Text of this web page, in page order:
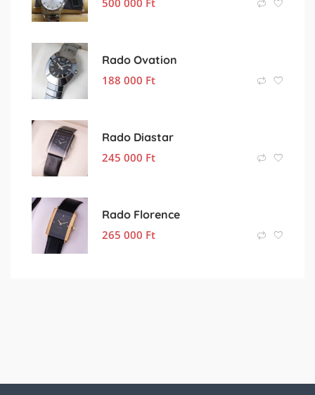
Rado Ovation
188 000 Ft
Rado Diastar
245 000 Ft
Rado Florence
265 000 Ft